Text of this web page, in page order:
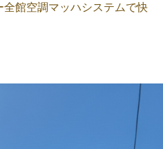
館空調マッハシステムで快